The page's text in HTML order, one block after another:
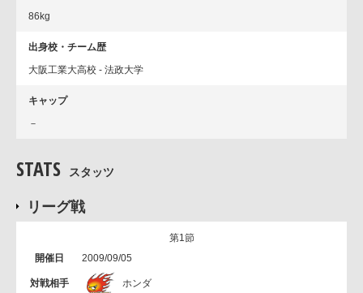
86kg
出身校・チーム歴
大阪工業大高校 - 法政大学
キャップ
－
STATS スタッツ
リーグ戦
第1節
2009/09/05
ホンダ